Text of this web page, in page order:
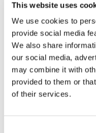
This website uses
We use cookies to
provide social media
We also share
our social media,
may combine it with
provided to them or
of their services.
Motorpak heren
Motorjeans heren
Motorhoodie heren
Motorhelm heren
Motorhandschoenen